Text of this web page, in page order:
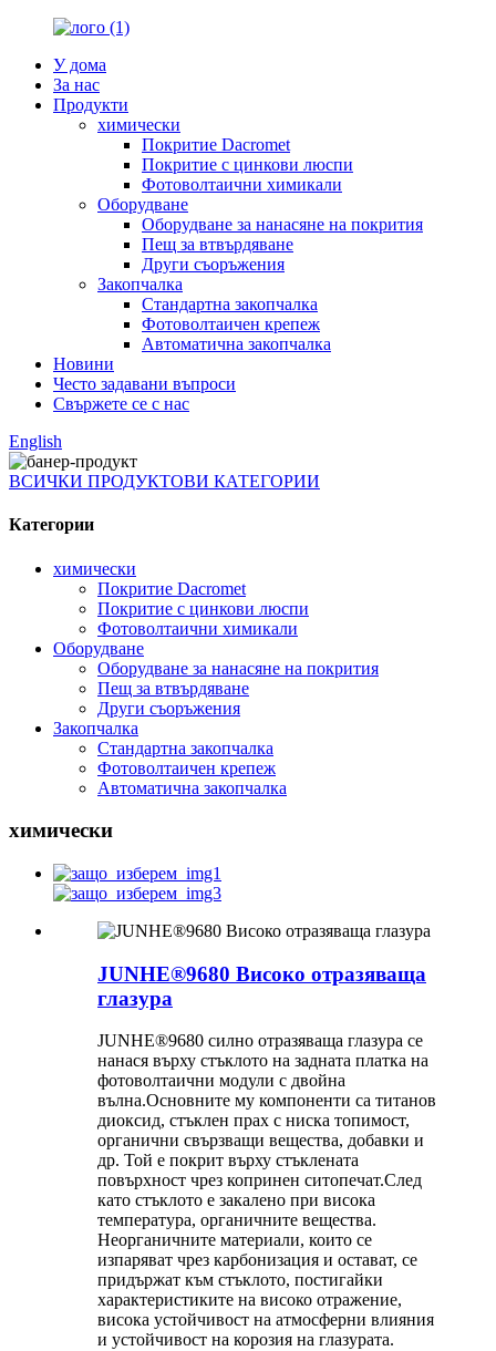
У дома
За нас
Продукти
химически
Покритие Dacromet
Покритие с цинкови люспи
Фотоволтаични химикали
Оборудване
Оборудване за нанасяне на покрития
Пещ за втвърдяване
Други съоръжения
Закопчалка
Стандартна закопчалка
Фотоволтаичен крепеж
Автоматична закопчалка
Новини
Често задавани въпроси
Свържете се с нас
English
ВСИЧКИ ПРОДУКТОВИ КАТЕГОРИИ
Категории
химически
Покритие Dacromet
Покритие с цинкови люспи
Фотоволтаични химикали
Оборудване
Оборудване за нанасяне на покрития
Пещ за втвърдяване
Други съоръжения
Закопчалка
Стандартна закопчалка
Фотоволтаичен крепеж
Автоматична закопчалка
химически
JUNHE®9680 Високо отразяваща
глазура
JUNHE®9680 силно отразяваща глазура се
нанася върху стъклото на задната платка на
фотоволтаични модули с двойна
вълна.Основните му компоненти са титанов
диоксид, стъклен прах с ниска топимост,
органични свързващи вещества, добавки и
др. Той е покрит върху стъклената
повърхност чрез копринен ситопечат.След
като стъклото е закалено при висока
температура, органичните вещества.
Неорганичните материали, които се
изпаряват чрез карбонизация и остават, се
придържат към стъклото, постигайки
характеристиките на високо отражение,
висока устойчивост на атмосферни влияния
и устойчивост на корозия на глазурата.